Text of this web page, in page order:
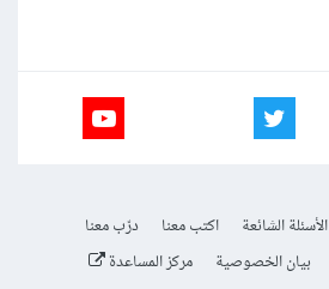
الأسئلة الشائعة اكتب معنا
درّب معنا
بيان الخصوصية مركز المساعدة